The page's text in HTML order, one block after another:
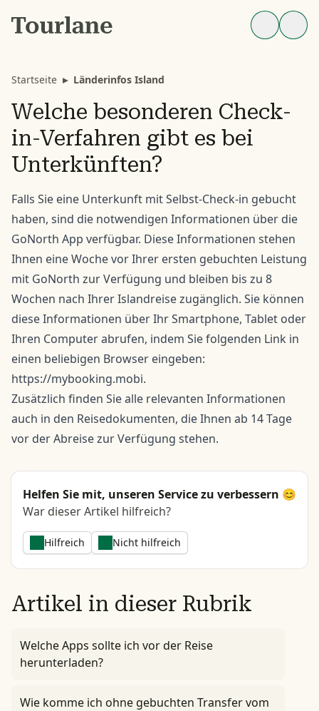
Startseite ▸ Länderinfos Island
Welche besonderen Check-
in-Verfahren gibt es bei
Unterkünften?
Falls Sie eine Unterkunft mit Selbst-Check-in gebucht
haben, sind die notwendigen Informationen über die
GoNorth App verfügbar. Diese Informationen stehen
Ihnen eine Woche vor Ihrer ersten gebuchten Leistung
mit GoNorth zur Verfügung und bleiben bis zu 8
Wochen nach Ihrer Islandreise zugänglich. Sie können
diese Informationen über Ihr Smartphone, Tablet oder
Ihren Computer abrufen, indem Sie folgenden Link in
einen beliebigen Browser eingeben:
https://mybooking.mobi.
Zusätzlich finden Sie alle relevanten Informationen
auch in den Reisedokumenten, die Ihnen ab 14 Tage
vor der Abreise zur Verfügung stehen.
Helfen Sie mit, unseren Service zu verbessern 😊
War dieser Artikel hilfreich?
Hilfreich Nicht hilfreich
Artikel in dieser Rubrik
Welche Apps sollte ich vor der Reise
herunterladen?
Wie komme ich ohne gebuchten Transfer vom